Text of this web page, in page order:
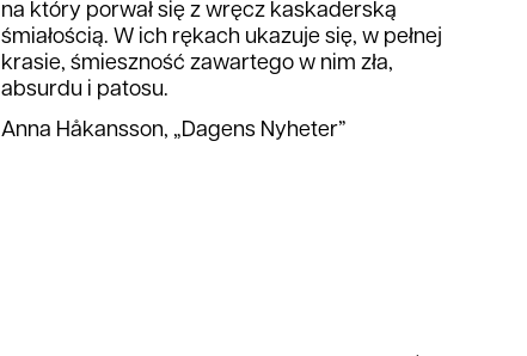
na który porwał się z wręcz kaskaderską
śmiałością. W ich rękach ukazuje się, w pełnej
krasie, śmieszność zawartego w nim zła,
absurdu i patosu.
Anna Håkansson, „Dagens Nyheter”